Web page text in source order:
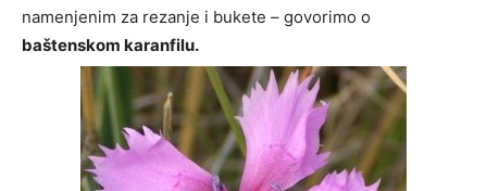
namenjenim za rezanje i bukete – govorimo o
baštenskom karanfilu.